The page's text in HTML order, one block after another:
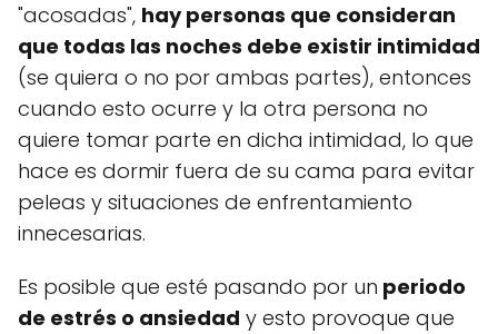
"acosadas", hay personas que consideran
que todas las noches debe existir intimidad
(se quiera o no por ambas partes), entonces
cuando esto ocurre y la otra persona no
quiere tomar parte en dicha intimidad, lo que
hace es dormir fuera de su cama para evitar
peleas y situaciones de enfrentamiento
innecesarias.
Es posible que esté pasando por un periodo
de estrés o ansiedad y esto provoque que